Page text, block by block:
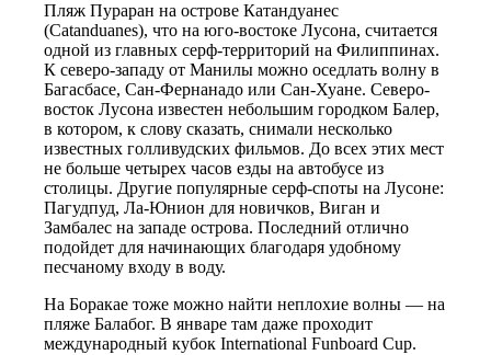
Пляж Пураран на острове Катандуанес
(Catanduanes), что на юго-востоке Лусона, считается
одной из главных серф-территорий на Филиппинах.
К северо-западу от Манилы можно оседлать волну в
Багасбасе, Сан-Фернанадо или Сан-Хуане. Северо-
восток Лусона известен небольшим городком Балер,
в котором, к слову сказать, снимали несколько
известных голливудских фильмов. До всех этих мест
не больше четырех часов езды на автобусе из
столицы. Другие популярные серф-споты на Лусоне:
Пагудпуд, Ла-Юнион для новичков, Виган и
Замбалес на западе острова. Последний отлично
подойдет для начинающих благодаря удобному
песчаному входу в воду.
На Боракае тоже можно найти неплохие волны — на
пляже Балабог. В январе там даже проходит
международный кубок International Funboard Cup.